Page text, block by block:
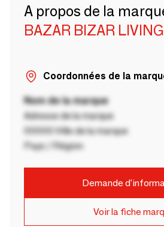
A propos de la
BAZAR BIZAR LIVING
Coordonnées de la
Nom de la marque
Adresse de la marque
00000 Ville de la marque
Pays / Région
Demande
Voir la fiche